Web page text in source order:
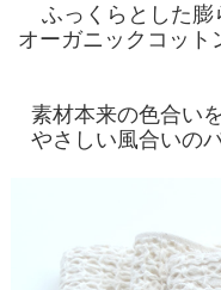
ふっくらとした膨
オーガニックコット
素材本来の色合い
やさしい風合いの